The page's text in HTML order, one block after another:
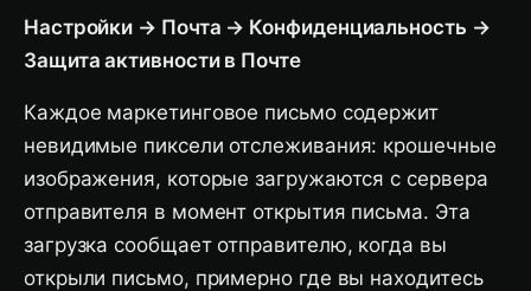
Настройки → Почта → Конфиденциальность →
Защита активности в Почте
Каждое маркетинговое письмо содержит
невидимые пиксели отслеживания: крошечные
изображения, которые загружаются с сервера
отправителя в момент открытия письма. Эта
загрузка сообщает отправителю, когда вы
открыли письмо, примерно где вы находитесь